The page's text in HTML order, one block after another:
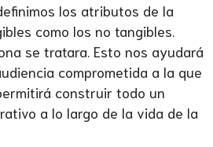
los atributos de la
como los no tangibles.
se tratara. Esto nos ayudará
comprometida a la que
construir todo un
a lo largo de la vida de la